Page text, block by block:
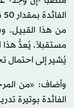
من هذا القبيل.
مستقبلاً، يُعدُّ هذا
يُشير إلى احتمال
وأضاف: «من